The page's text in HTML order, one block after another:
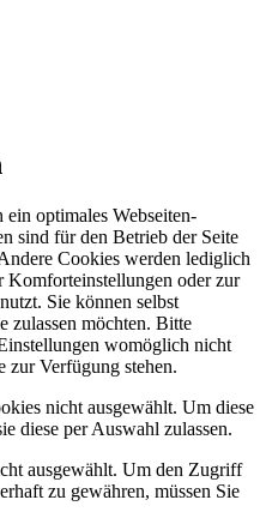
optimales Webseiten-
sind für den Betrieb der Seite
Cookies werden lediglich
Komforteinstellungen oder zur
Sie können selbst
zulassen möchten. Bitte
womöglich nicht
zur Verfügung stehen.
nicht ausgewählt. Um diese
diese per Auswahl zulassen.
ausgewählt. Um den Zugriff
zu gewähren, müssen Sie